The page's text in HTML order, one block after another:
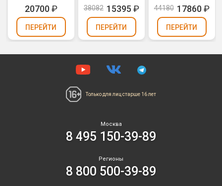
Book (1,2" х 100)
20700₽
ПЕРЕЙТИ
(0,8" х 200)
38082 15395 ₽
ПЕРЕЙТИ
44180 17860₽
ПЕРЕЙТИ
Только для лицстарше 16 лет
Москва
8 495 150-39-89
Регионы
8 800 500-39-89